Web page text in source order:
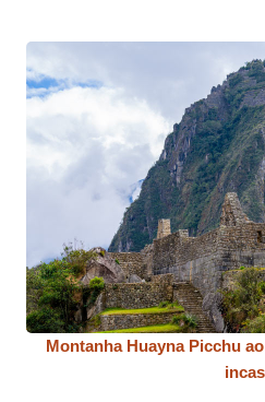
Montanha Huayna Picchu
incas